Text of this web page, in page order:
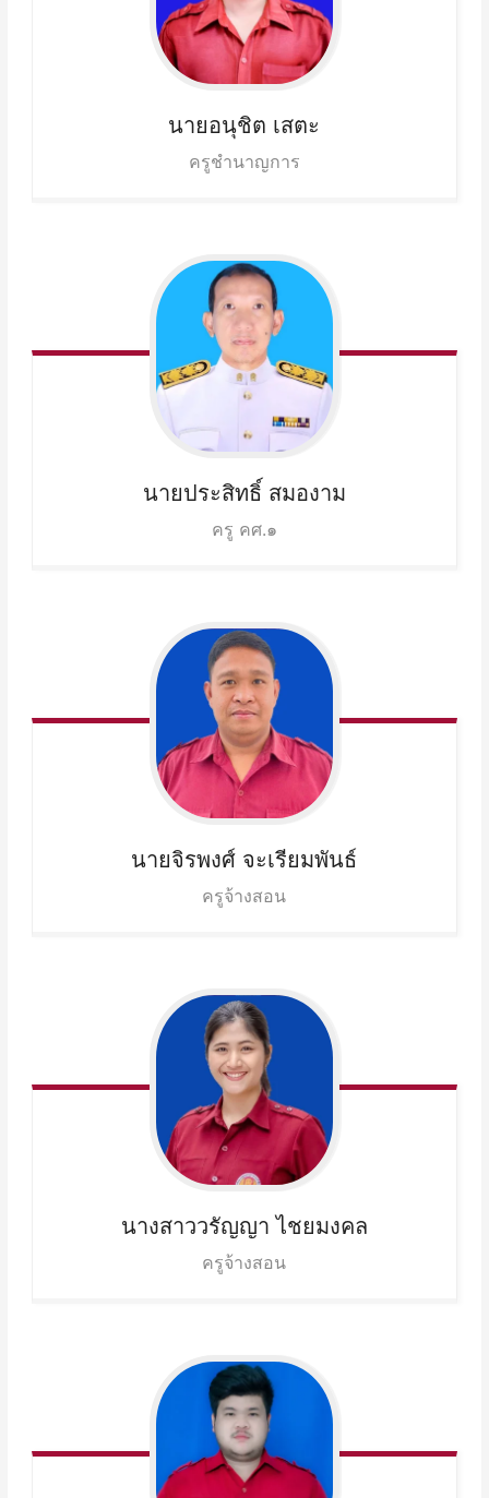
นายอนุชิต เสตะ
ครูชำนาญการ
นายประสิทธิ์ สมองาม
ครู คศ.๑
นายจิรพงศ์ จะเรียมพันธ์
ครูจ้างสอน
นางสาววรัญญา ไชยมงคล
ครูจ้างสอน